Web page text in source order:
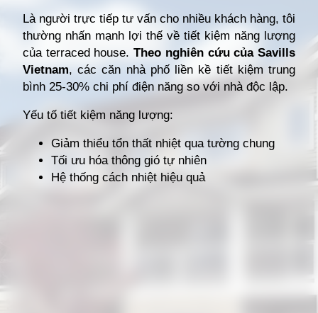
Là người trực tiếp tư vấn cho nhiều khách hàng, tôi
thường nhấn mạnh lợi thế về tiết kiệm năng lượng
của terraced house.Theo nghiên cứu của Savills
Vietnam, các căn nhà phố liền kề tiết kiệm trung
bình 25-30% chi phí điện năng so với nhà độc lập.
Yếu tố tiết kiệm năng lượng:
Giảm thiểu tổn thất nhiệt qua tường chung
Tối ưu hóa thông gió tự nhiên
Hệ thống cách nhiệt hiệu quả